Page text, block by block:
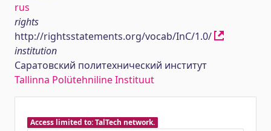
rus
rights
http://rightsstatements.org/vocab/InC/1.0/
institution
Саратовский политехнический институт
Tallinna Polütehniline Instituut
Access limited to: TalTech network.